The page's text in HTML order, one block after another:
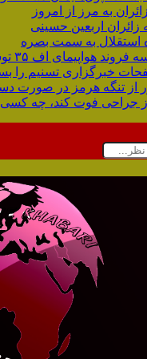
به مرز ‌از امروز
اربعین حسینی
استقلال به سمت بصره
هواپیمای اف ۳۵ توسط سپاه
خبرگزاری تسنیم را
از تنگه هرمز در صورت
از جراحی فوت کند، چه کسی